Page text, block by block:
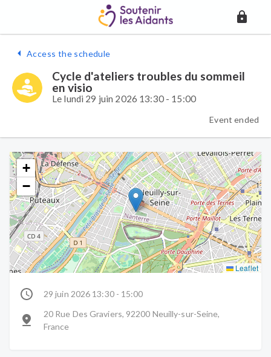
Access the schedule
Cycle d'ateliers troubles du sommeil
en visio
Le lundi 29 juin 2026 13:30 - 15:00
Event ended
+
−
Leaflet
29 juin 2026 13:30 - 15:00
20 Rue Des Graviers, 92200 Neuilly-sur-Seine,
France